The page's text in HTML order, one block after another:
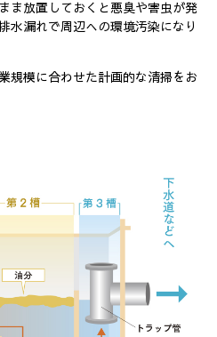
ま放置しておくと悪臭や害虫が発
水漏れで周辺への環境汚染になり
規模に合わせた計画的な清掃をお